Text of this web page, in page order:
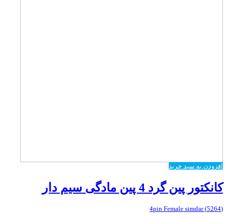
افزودن به سبد خرید
کانکتور پین گرد 4 پین مادگی سیم دار
(5264) 4pin Female simdar